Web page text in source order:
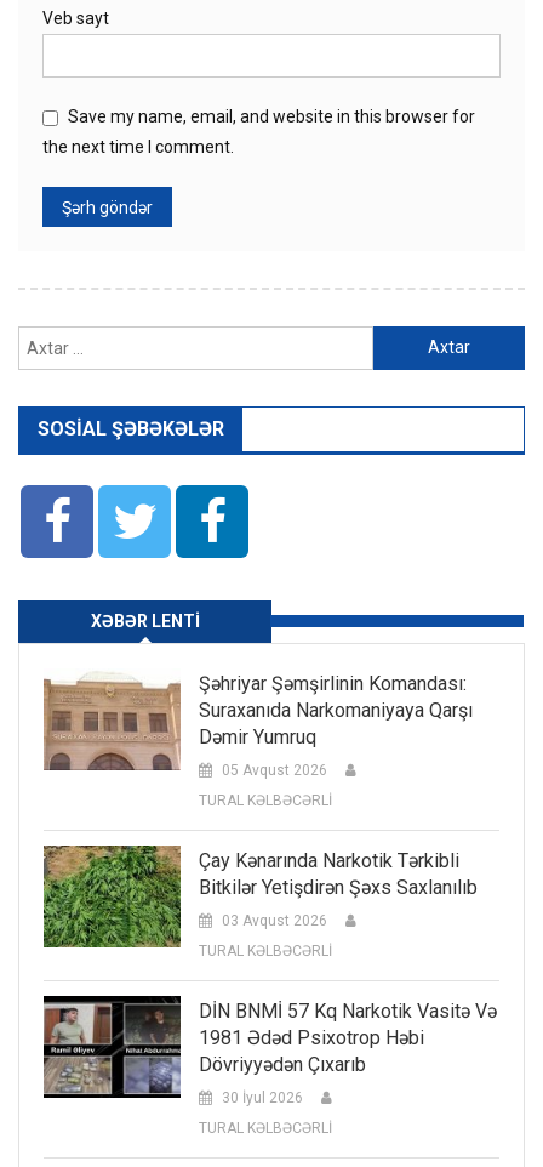
Veb sayt
Save my name, email, and website in this browser for
the next time I comment.
SOSIAL ŞƏBƏKƏLƏR
XƏBƏR LENTI
Şəhriyar Şəmşirlinin Komandası:
Suraxanıda Narkomaniyaya Qarşı
Dəmir Yumruq
05 Avqust 2026
TURAL KƏLBƏCƏRLİ
Çay Kənarında Narkotik Tərkibli
Bitkilər Yetişdirən Şəxs Saxlanılıb
03 Avqust 2026
TURAL KƏLBƏCƏRLİ
DİN BNMİ 57 Kq Narkotik Vasitə Və
1981 Ədəd Psixotrop Həbi
Dövriyyədən Çıxarıb
30 İyul 2026
TURAL KƏLBƏCƏRLİ